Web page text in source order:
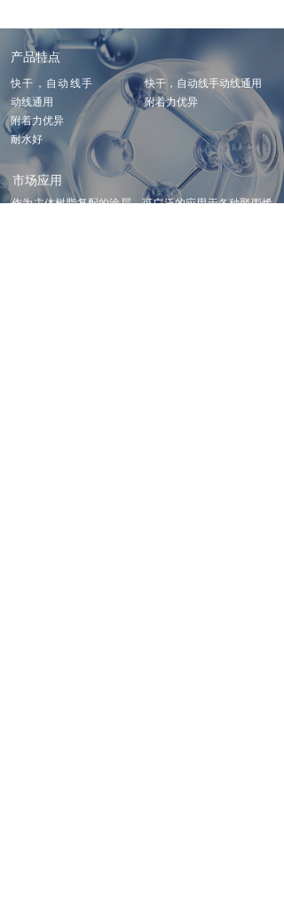
快干，自动线手
动线通用
附着力优异
耐水好
重涂附着力优异
储存稳定性好
产品特点
市场应用
作为主体树脂复配的涂层，可广泛的应用于各种聚丙烯
快干，自动线手动线通用
附着力优异
耐水好
重涂附着力优异
储存稳定性好